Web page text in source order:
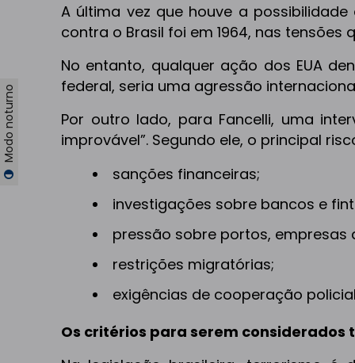
Modo noturno
A última vez que houve a
contra o Brasil foi em 1964, nas tensões
No entanto, qualquer ação dos EUA
federal, seria uma agressão
Por outro lado, para Fancelli, uma
improvável”. Segundo ele, o principal
sanções financeiras;
investigações sobre bancos e
pressão sobre portos,
restrições migratórias;
exigências de cooperação
Os critérios para serem